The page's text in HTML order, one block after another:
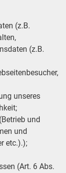
(z.B.
(z.B.
unseres
und
und
etc.).);
(Art. 6 Abs.